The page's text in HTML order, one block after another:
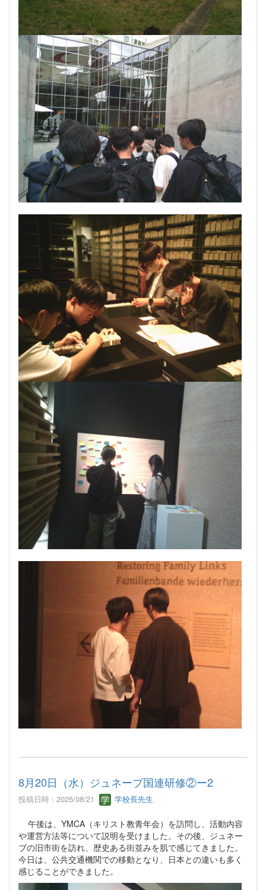
8月20日（水）ジュネーブ国連研修②ー2
投稿日時 : 2025/08/21 学校長先生
午後は、YMCA（キリスト教青年会）を訪問し、活動内容
や運営方法等について説明を受けました。その後、ジュネー
ブの旧市街を訪れ、歴史ある街並みを肌で感じてきました。
今日は、公共交通機関での移動となり、日本との違いも多く
感じることができました。